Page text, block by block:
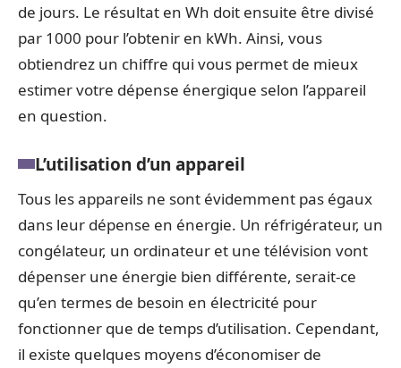
de jours. Le résultat en Wh doit ensuite être divisé
par 1000 pour l’obtenir en kWh. Ainsi, vous
obtiendrez un chiffre qui vous permet de mieux
estimer votre dépense énergique selon l’appareil
en question.
L’utilisation d’un appareil
Tous les appareils ne sont évidemment pas égaux
dans leur dépense en énergie. Un réfrigérateur, un
congélateur, un ordinateur et une télévision vont
dépenser une énergie bien différente, serait-ce
qu’en termes de besoin en électricité pour
fonctionner que de temps d’utilisation. Cependant,
il existe quelques moyens d’économiser de